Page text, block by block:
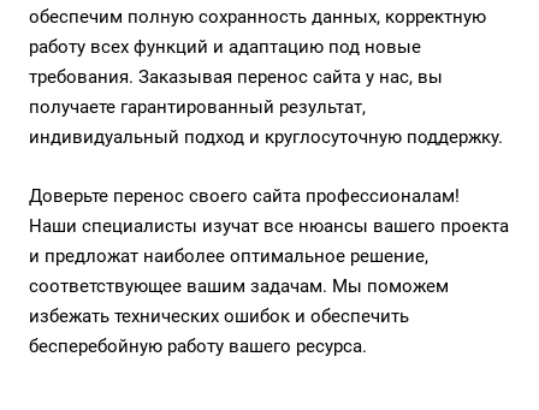
обеспечим полную сохранность данных, корректную
работу всех функций и адаптацию под новые
требования. Заказывая перенос сайта у нас, вы
получаете гарантированный результат,
индивидуальный подход и круглосуточную поддержку.
Доверьте перенос своего сайта профессионалам!
Наши специалисты изучат все нюансы вашего проекта
и предложат наиболее оптимальное решение,
соответствующее вашим задачам. Мы поможем
избежать технических ошибок и обеспечить
бесперебойную работу вашего ресурса.